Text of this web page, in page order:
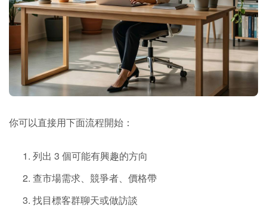
你可以直接用下面流程開始：
列出 3 個可能有興趣的方向
查市場需求、競爭者、價格帶
找目標客群聊天或做訪談